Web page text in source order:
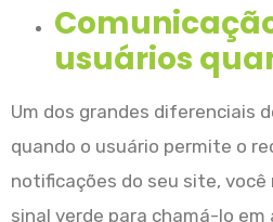
usuários
Um dos grandes diferenciais
quando o usuário permite o
notificações do seu site, você
sinal verde para chamá-lo em